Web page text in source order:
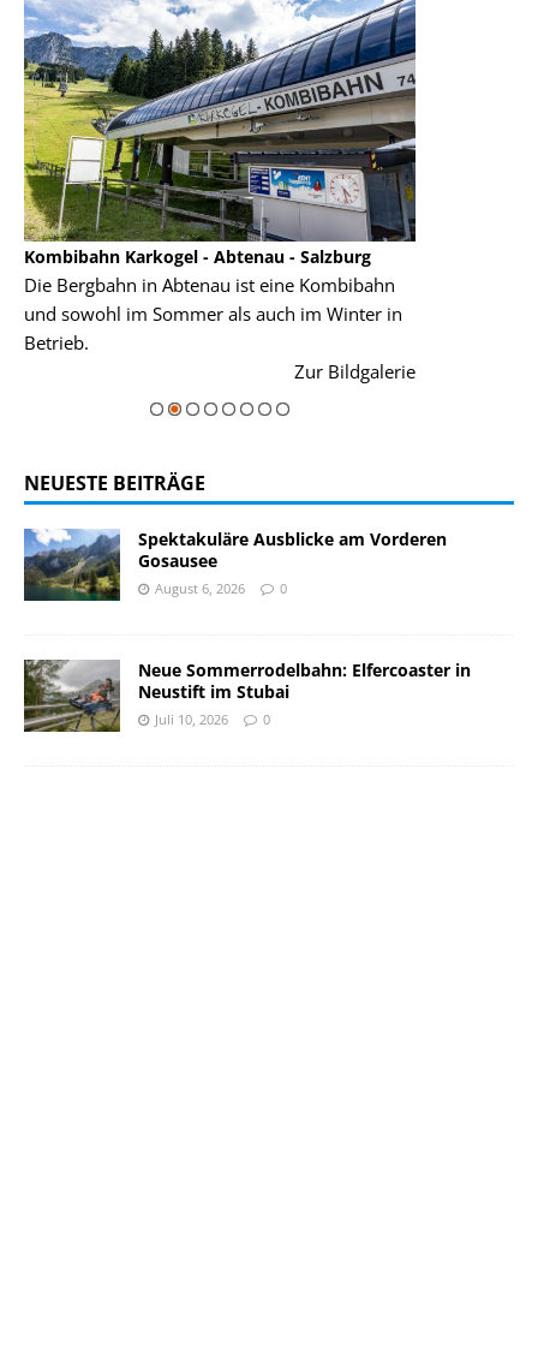
Kombibahn Karkogel - Abtenau - Salzburg
Die Bergbahn in Abtenau ist eine Kombibahn
und sowohl im Sommer als auch im Winter in
Betrieb.
Zur Bildgalerie
NEUESTE BEITRÄGE
Spektakuläre Ausblicke am Vorderen
Gosausee
August 6, 2026 0
Neue Sommerrodelbahn: Elfercoaster in
Neustift im Stubai
Juli 10, 2026 0